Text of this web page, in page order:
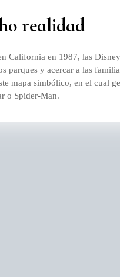
realidad
California en 1987, las
parques y acercar a las
mapa simbólico, en el cual
o Spider-Man.